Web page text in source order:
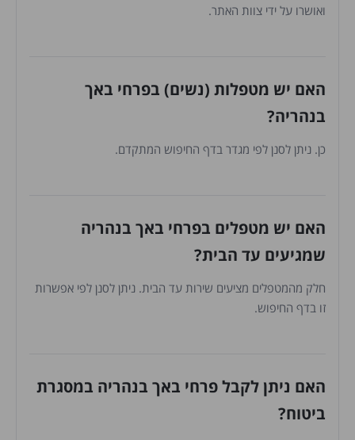
ואושרו על ידי צוות האתר.
האם יש מטפלות (נשים) בפרחי באך
בנהריה?
כן. ניתן לסנן לפי מגדר בדף החיפוש המתקדם.
האם יש מטפלים בפרחי באך בנהריה
שמגיעים עד הבית?
חלק מהמטפלים מציעים שירות עד הבית. ניתן לסנן לפי אפשרות
זו בדף החיפוש.
האם ניתן לקבל פרחי באך בנהריה במסגרת
ביטוח?